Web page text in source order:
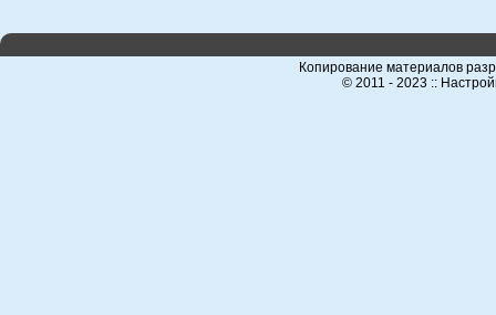
Копирование материалов
© 2011 - 2023 ::